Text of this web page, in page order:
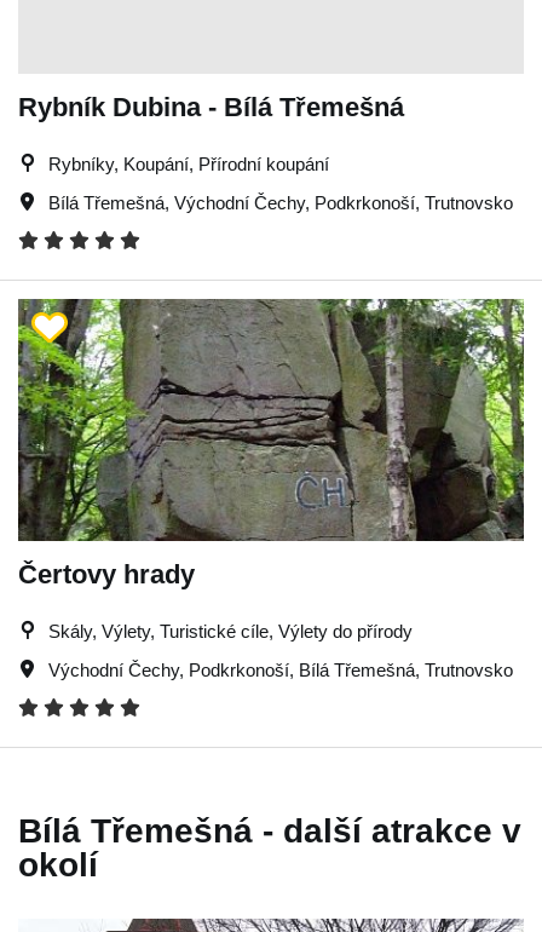
Rybník Dubina - Bílá Třemešná
Rybníky, Koupání, Přírodní koupání
Bílá Třemešná, Východní Čechy, Podkrkonoší, Trutnovsko
Čertovy hrady
Skály, Výlety, Turistické cíle, Výlety do přírody
Východní Čechy, Podkrkonoší, Bílá Třemešná, Trutnovsko
Bílá Třemešná - další atrakce v
okolí